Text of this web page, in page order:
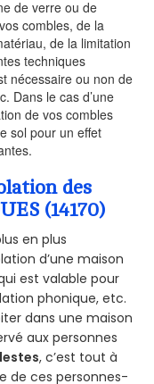
de verre ou de
combles, de la
de la limitation
techniques
nécessaire ou non de
Dans le cas d’une
de vos combles
sol pour un effet
des
(14170)
en plus
d’une maison
est valable pour
phonique, etc.
dans une maison
aux personnes
, c’est tout à
de ces personnes-